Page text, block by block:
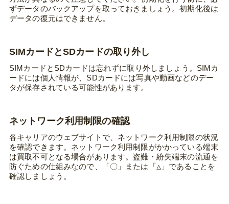
ずデータのバックアップを取っておきましょう。初期化後は
データの復元はできません。
SIMカードとSDカードの取り外し
SIMカードとSDカードは忘れずに取り外しましょう。SIMカ
ードには個人情報が、SDカードには写真や動画などのデー
タが保存されている可能性があります。
ネットワーク利用制限の確認
各キャリアのウェブサイトで、ネットワーク利用制限の状況
を確認できます。ネットワーク利用制限がかかっている端末
は買取不可となる場合があります。盗難・紛失端末の流通を
防ぐための仕組みなので、「〇」または「△」であることを
確認しましょう。